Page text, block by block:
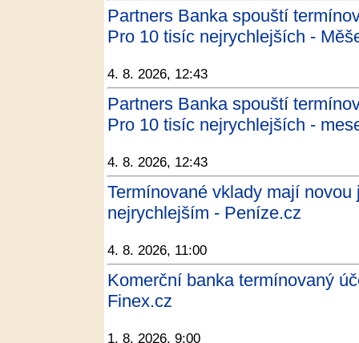
Partners Banka spouští
Pro 10 tisíc nejrychlejších -
4. 8. 2026, 12:43
Partners Banka spouští
Pro 10 tisíc nejrychlejších -
4. 8. 2026, 12:43
Termínované vklady mají
nejrychlejším - Peníze.cz
4. 8. 2026, 11:00
Komerční banka termínovaný
Finex.cz
1. 8. 2026, 9:00